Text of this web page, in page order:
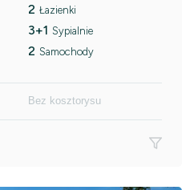
2 Łazienki
3+1 Sypialnie
2 Samochody
Bez kosztorysu